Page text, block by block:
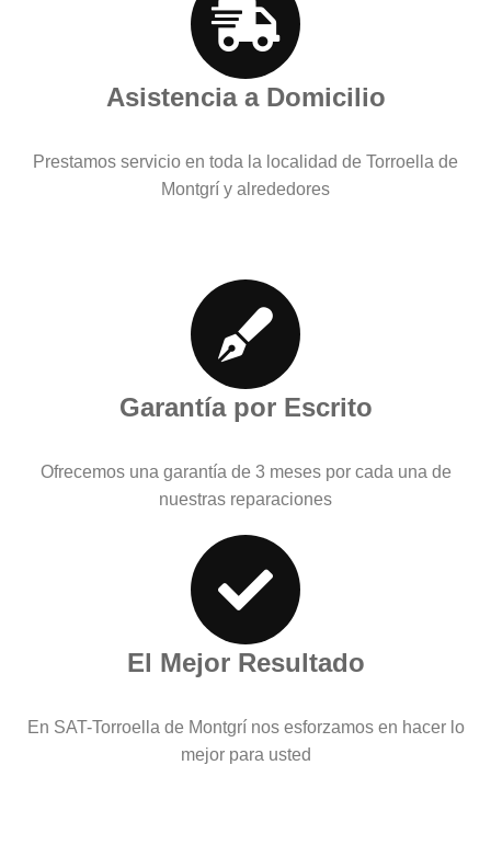
Asistencia a Domicilio
Prestamos servicio en toda la localidad de Torroella de
Montgrí y alrededores
Garantía por Escrito
Ofrecemos una garantía de 3 meses por cada una de
nuestras reparaciones
El Mejor Resultado
En SAT-Torroella de Montgrí nos esforzamos en hacer lo
mejor para usted